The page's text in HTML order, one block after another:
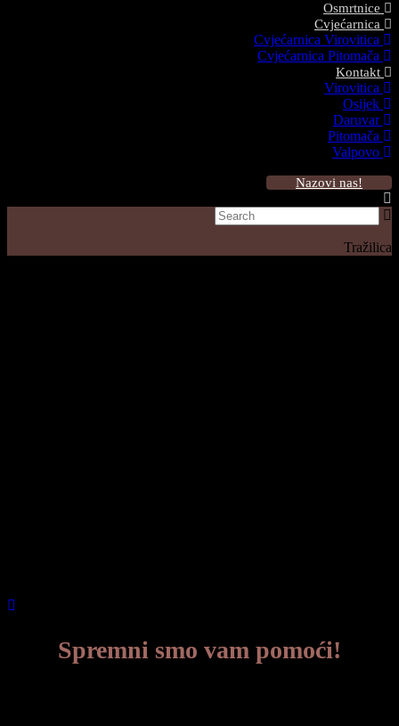
Osmrtnice
Cvjećarnica
Cvjećarnica Virovitica
Cvjećarnica Pitomača
Kontakt
Virovitica
Osijek
Daruvar
Pitomača
Valpovo
Nazovi nas!
Tražilica
Spremni smo vam pomoći!